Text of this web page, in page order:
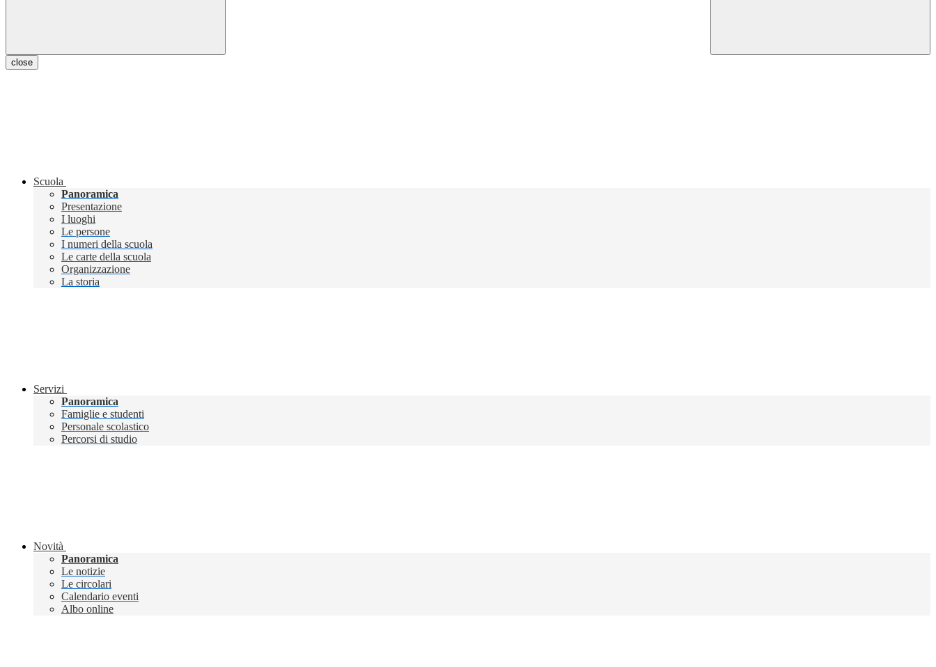
close
Scuola
Panoramica
Presentazione
I luoghi
Le persone
I numeri della scuola
Le carte della scuola
Organizzazione
La storia
Servizi
Panoramica
Famiglie e studenti
Personale scolastico
Percorsi di studio
Novità
Panoramica
Le notizie
Le circolari
Calendario eventi
Albo online